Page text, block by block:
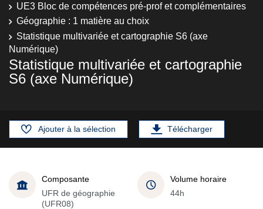
UE3 Bloc de compétences pré-prof et complémentaires
Géographie : 1 matière au choix
Statistique multivariée et cartographie S6 (axe
Numérique)
Statistique multivariée et cartographie
S6 (axe Numérique)
Ajouter à la sélection Télécharger
Composante
UFR de géographie
(UFR08)
Volume horaire
44h